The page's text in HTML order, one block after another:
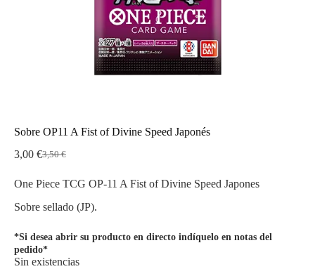
Sobre OP11 A Fist of Divine Speed Japonés
3,50€
El
original
3,50 €.
3,00 €El
actual
3,00 €.
One Piece TCG OP-11 A Fist of Divine Speed Japones
Sobre sellado (JP).
*Si desea abrir su producto en directo indíquelo en notas del
pedido*
Sin existencias